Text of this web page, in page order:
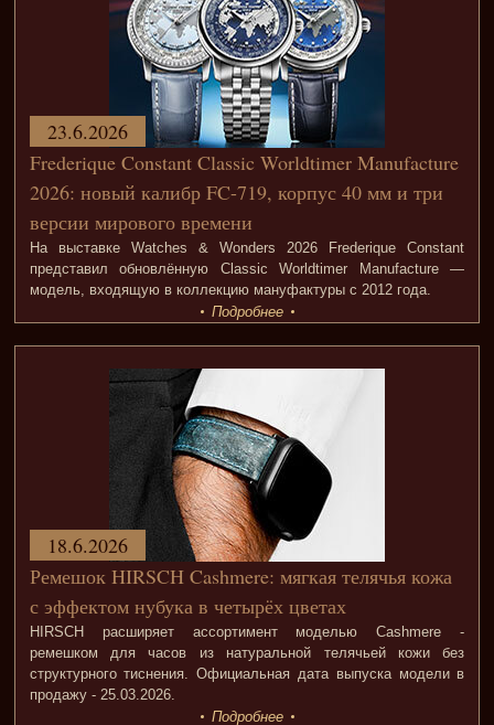
Frederique Constant Classic Worldtimer Manufacture
2026: новый калибр FC-719, корпус 40 мм и три
версии мирового времени
На выставке Watches & Wonders 2026 Frederique Constant
представил обновлённую Classic Worldtimer Manufacture —
модель, входящую в коллекцию мануфактуры с 2012 года.
23.6.2026
Подробнее
Ремешок HIRSCH Cashmere: мягкая телячья кожа
с эффектом нубука в четырёх цветах
HIRSCH расширяет ассортимент моделью Cashmere -
ремешком для часов из натуральной телячьей кожи без
структурного тиснения. Официальная дата выпуска модели в
продажу - 25.03.2026.
18.6.2026
Подробнее